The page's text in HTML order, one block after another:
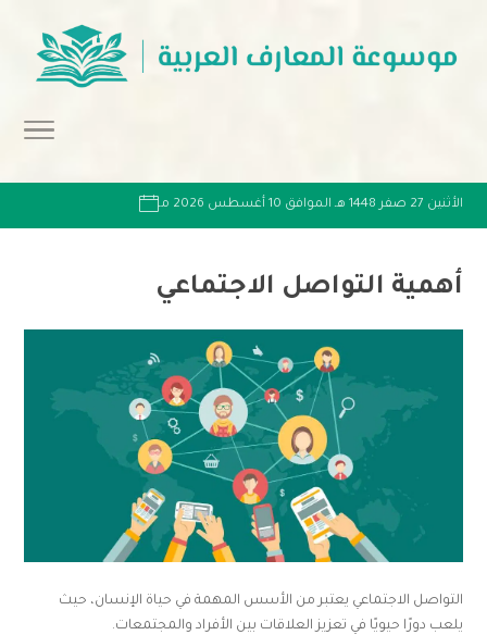
الأثنين 27 صفر 1448 هـ الموافق 10 أغسطس 2026 مـ
أهمية التواصل الاجتماعي
التواصل الاجتماعي يعتبر من الأسس المهمة في حياة الإنسان، حيث
يلعب دورًا حيويًا في تعزيز العلاقات بين الأفراد والمجتمعات.